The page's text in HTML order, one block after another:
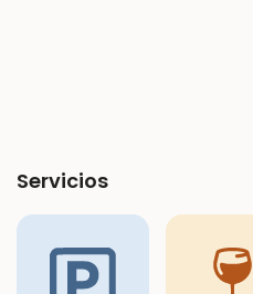
Servicios